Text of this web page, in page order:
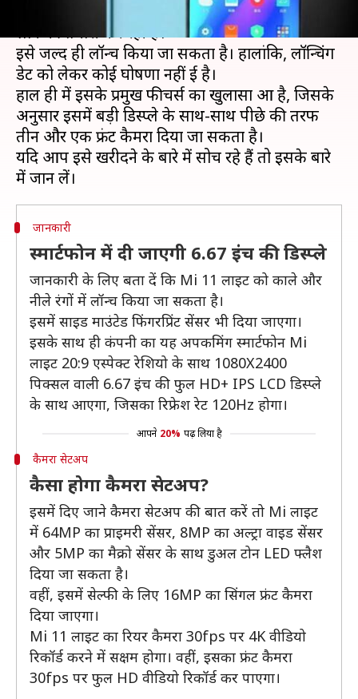
शाओमी Mi 11 सीरीज का विस्तार करते हुए Mi 11 लाइट
लाने की तैयारी कर रही है।
इसे जल्द ही लॉन्च किया जा सकता है। हालांकि, लॉन्चिंग
डेट को लेकर कोई घोषणा नहीं हुई है।
हाल ही में इसके प्रमुख फीचर्स का खुलासा हुआ है, जिसके
अनुसार इसमें बड़ी डिस्प्ले के साथ-साथ पीछे की तरफ
तीन और एक फ्रंट कैमरा दिया जा सकता है।
यदि आप इसे खरीदने के बारे में सोच रहे हैं तो इसके बारे
जानकारी
स्मार्टफोन में दी जाएगी 6.67 इंच की डिस्प्ले
जानकारी के लिए बता दें कि Mi 11 लाइट को काले और
नीले रंगों में लॉन्च किया जा सकता है।
इसमें साइड माउंटेड फिंगरप्रिंट सेंसर भी दिया जाएगा।
इसके साथ ही कंपनी का यह अपकमिंग स्मार्टफोन Mi
लाइट 20:9 एस्पेक्ट रेशियो के साथ 1080X2400
पिक्सल वाली 6.67 इंच की फुल HD+ IPS LCD डिस्प्ले
के साथ आएगा, जिसका रिफ्रेश रेट 120Hz होगा।
आपने 20% पढ़ लिया है
कैमरा सेटअप
कैसा होगा कैमरा सेटअप?
इसमें दिए जाने कैमरा सेटअप की बात करें तो Mi लाइट
में 64MP का प्राइमरी सेंसर, 8MP का अल्ट्रा वाइड सेंसर
और 5MP का मैक्रो सेंसर के साथ डुअल टोन LED फ्लैश
दिया जा सकता है।
वहीं, इसमें सेल्फी के लिए 16MP का सिंगल फ्रंट कैमरा
दिया जाएगा।
Mi 11 लाइट का रियर कैमरा 30fps पर 4K वीडियो
रिकॉर्ड करने में सक्षम होगा। वहीं, इसका फ्रंट कैमरा
30fps पर फुल HD वीडियो रिकॉर्ड कर पाएगा।